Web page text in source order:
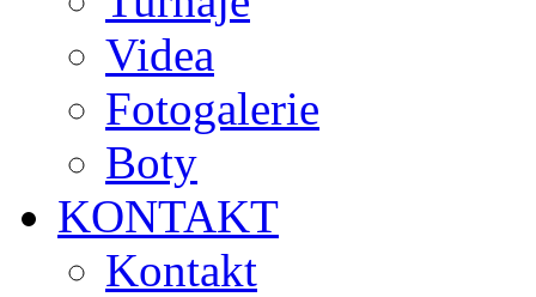
Videa
Fotogalerie
Boty
KONTAKT
Kontakt